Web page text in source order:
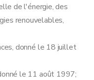
de l'énergie, des
renouvelables,
donné le 18 juillet
le 11 août 1997;